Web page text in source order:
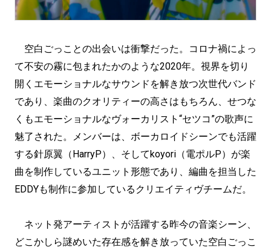
空白ごっことの出会いは衝撃だった。コロナ禍によっ
て不安の霧に包まれたかのような2020年。視界を切り
開くエモーショナルなサウンドを解き放つ次世代バンド
であり、楽曲のクオリティーの高さはもちろん、せつな
くもエモーショナルなヴォーカリスト“セツコ”の歌声に
魅了された。メンバーは、ボーカロイドシーンでも活躍
する針原翼（HarryP）、そしてkoyori（電ポルP）が楽
曲を制作しているユニット形態であり、編曲を担当した
EDDYも制作に参加しているクリエイティヴチームだ。
ネット発アーティストが活躍する昨今の音楽シーン、
どこかしら謎めいた存在感を解き放っていた空白ごっこ